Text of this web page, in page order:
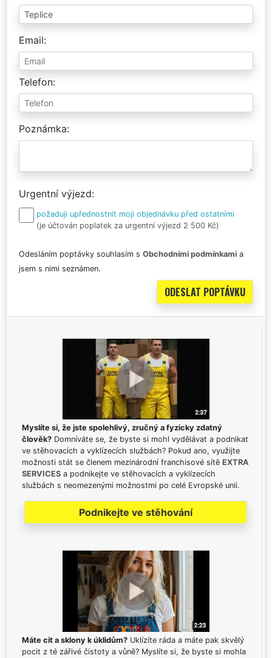
Email
Telefon
Poznámka
Urgentní výjezd
požaduji upřednostnit moji objednávku před ostatními
(je účtován poplatek za urgentní výjezd 2 500 Kč)
Odesláním poptávky souhlasím s Obchodními podmínkami a
jsem s nimi seznámen.
Myslíte si, že jste spolehlivý, zručný a fyzicky zdatný
člověk? Domníváte se, že byste si mohl vydělávat a podnikat
ve stěhovacích a vyklízecích službách? Pokud ano, využijte
možnosti stát se členem mezinárodní franchisové sítě EXTRA
SERVICES a podnikejte ve stěhovacích a vyklízecích
službách s neomezenými možnostmi po celé Evropské unii.
Podnikejte ve stěhování
Máte cit a sklony k úklidům? Uklízíte ráda a máte pak skvělý
pocit z té zářivé čistoty a vůně? Myslíte si, že byste si mohla